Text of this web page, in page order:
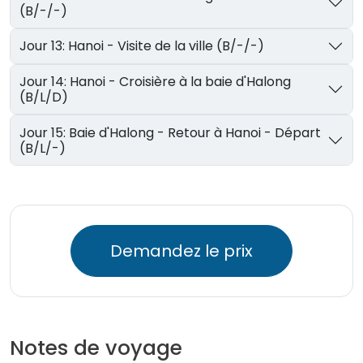
(B/-/-)
Jour 13: Hanoi - Visite de la ville (B/-/-)
Jour 14: Hanoi - Croisière à la baie d'Halong
(B/L/D)
Jour 15: Baie d'Halong - Retour à Hanoi - Départ
(B/L/-)
Demandez le prix
Notes de voyage